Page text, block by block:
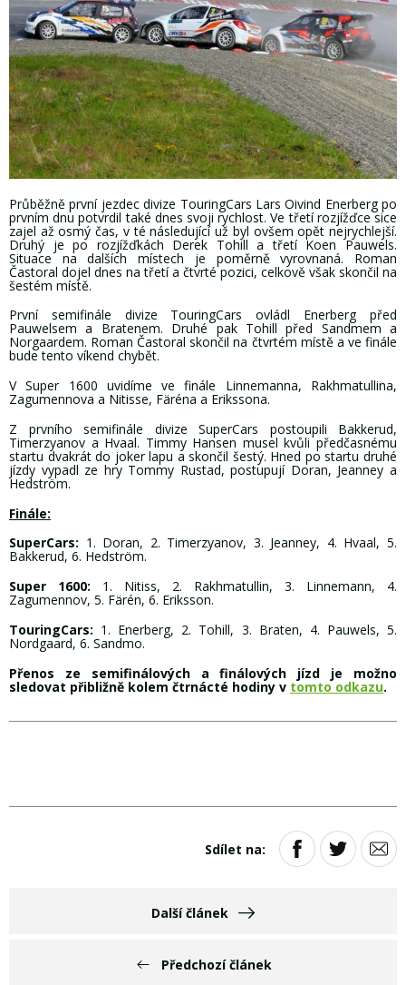
Průběžně první jezdec divize TouringCars Lars Oivind Enerberg po
prvním dnu potvrdil také dnes svoji rychlost. Ve třetí rozjížďce sice
zajel až osmý čas, v té následující už byl ovšem opět nejrychlejší.
Druhý je po rozjížďkách Derek Tohill a třetí Koen Pauwels.
Situace na dalších místech je poměrně vyrovnaná. Roman
Častoral dojel dnes na třetí a čtvrté pozici, celkově však skončil na
šestém místě.
První semifinále divize TouringCars ovládl Enerberg před
Pauwelsem a Bratenem. Druhé pak Tohill před Sandmem a
Norgaardem. Roman Častoral skončil na čtvrtém místě a ve finále
bude tento víkend chybět.
V Super 1600 uvidíme ve finále Linnemanna, Rakhmatullina,
Zagumennova a Nitisse, Färéna a Erikssona.
Z prvního semifinále divize SuperCars postoupili Bakkerud,
Timerzyanov a Hvaal. Timmy Hansen musel kvůli předčasnému
startu dvakrát do joker lapu a skončil šestý. Hned po startu druhé
jízdy vypadl ze hry Tommy Rustad, postupují Doran, Jeanney a
Hedström.
Finále:
SuperCars: 1. Doran, 2. Timerzyanov, 3. Jeanney, 4. Hvaal, 5.
Bakkerud, 6. Hedström.
Super 1600: 1. Nitiss, 2. Rakhmatullin, 3. Linnemann, 4.
Zagumennov, 5. Färén, 6. Eriksson.
TouringCars: 1. Enerberg, 2. Tohill, 3. Braten, 4. Pauwels, 5.
Nordgaard, 6. Sandmo.
Přenos ze semifinálových a finálových jízd je možno
sledovat přibližně kolem čtrnácté hodiny v tomto odkazu.
Předchozí článek
Sdílet na:
Další článek